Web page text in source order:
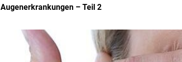
Augenerkrankungen – Teil 2